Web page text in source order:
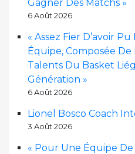
Gagner Des Matchs »
6 Août 2026
« Assez Fier D’avoir
Équipe, Composée
Talents Du Basket
Génération »
6 Août 2026
Lionel Bosco Coach
3 Août 2026
« Pour Une Équipe